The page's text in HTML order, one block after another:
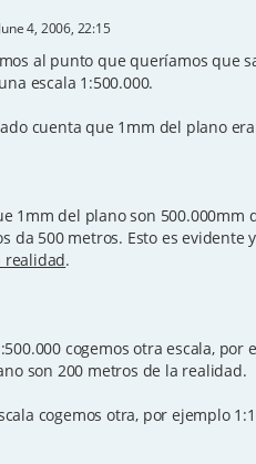
June 4, 2006, 22:15
al punto que queríamos que
escala 1:500.000.
cuenta que 1mm del plano
1mm del plano son
da 500 metros. Esto es
realidad.
cogemos otra escala,
son 200 metros de la realidad.
cogemos otra, por ejemplo